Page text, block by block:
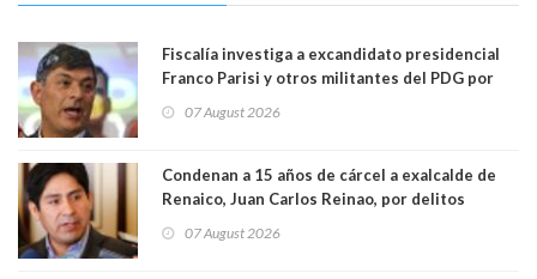
Fiscalía investiga a excandidato presidencial
Franco Parisi y otros militantes del PDG por
07 August 2026
Condenan a 15 años de cárcel a exalcalde de
Renaico, Juan Carlos Reinao, por delitos
07 August 2026